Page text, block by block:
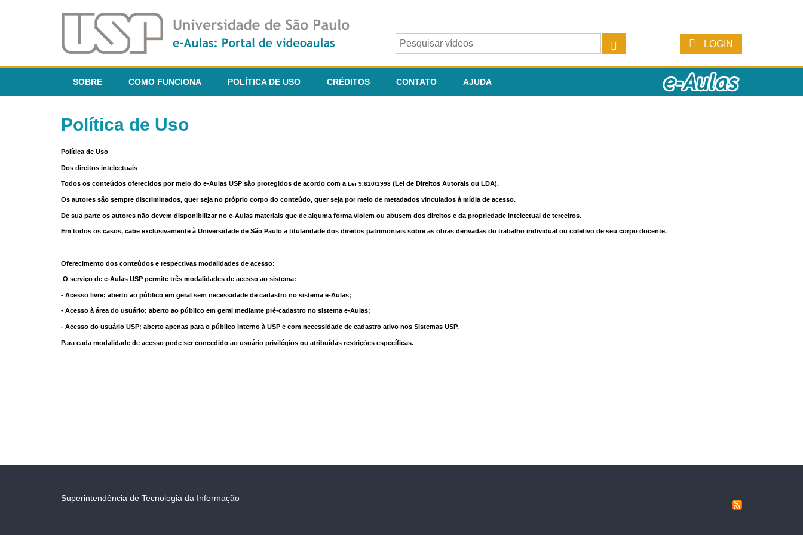
LOGIN
SOBRE COMO FUNCIONA POLÍTICA DE USO CRÉDITOS CONTATO AJUDA
Política de Uso
Política de Uso
Dos direitos intelectuais
Todos os conteúdos oferecidos por meio do e-Aulas USP são protegidos de acordo com a Lei 9.610/1998 (Lei de Direitos Autorais ou LDA).
Os autores são sempre discriminados, quer seja no próprio corpo do conteúdo, quer seja por meio de metadados vinculados à mídia de acesso.
De sua parte os autores não devem disponibilizar no e-Aulas materiais que de alguma forma violem ou abusem dos direitos e da propriedade intelectual de terceiros.
Em todos os casos, cabe exclusivamente à Universidade de São Paulo a titularidade dos direitos patrimoniais sobre as obras derivadas do trabalho individual ou coletivo de seu corpo docente.
Oferecimento dos conteúdos e respectivas modalidades de acesso:
O serviço de e-Aulas USP permite três modalidades de acesso ao sistema:
- Acesso livre: aberto ao público em geral sem necessidade de cadastro no sistema e-Aulas;
- Acesso à área do usuário: aberto ao público em geral mediante pré-cadastro no sistema e-Aulas;
- Acesso do usuário USP: aberto apenas para o público interno à USP e com necessidade de cadastro ativo nos Sistemas USP.
Para cada modalidade de acesso pode ser concedido ao usuário privilégios ou atribuídas restrições específicas.
Superintendência de Tecnologia da Informação